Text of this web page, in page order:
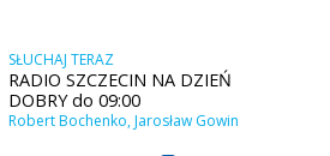
SŁUCHAJ TERAZ
RADIO SZCZECIN NA DZIEŃ
DOBRY do 09:00
Robert Bochenko, Jarosław Gowin